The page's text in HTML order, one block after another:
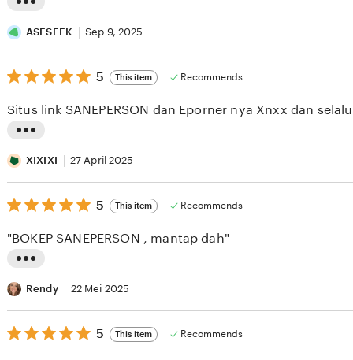
i
s
t
n
r
e
v
e
b
y
A
ASESEEK Sep 9, 2025
5
out
5
stars
5 This item Recommends
i
s
t
n
r
e
v
Situs link SANEPERSON dan Eporner nya Xnxx dan
XIXIXI 27 April 2025
5
out
5
stars
5 This item Recommends
i
s
t
"BOKEP SANEPERSON , mantap dah"
Rendy 22 Mei 2025
5
out
5 This item Recommends